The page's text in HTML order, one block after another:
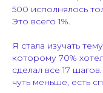
500 исполнялось
Это всего 1%.
Я стала изучать
которому 70%
сделал все 17
чуть меньше, есть